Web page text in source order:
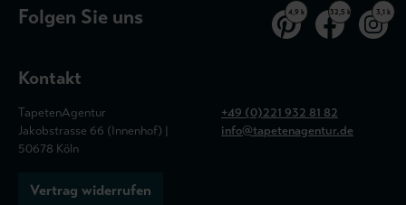
Folgen Sie uns 4,9 k 32,5 k 3,1 k
Kontakt
TapetenAgentur
Jakobstrasse 66 (Innenhof) |
50678 Köln
+49 (0)221 932 81 82
info@tapetenagentur.de
Vertrag widerrufen